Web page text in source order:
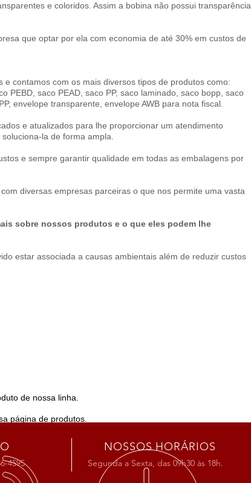
e coloridos. Assim a bobina não possui transparência
que optar por ela com economia de até 30% em custos de
contamos com os mais diversos tipos de produtos como:
PEBD, saco PEAD, saco PP, saco laminado, saco bopp, saco
envelope transparente, envelope AWB para nota fiscal.
e atualizados para lhe proporcionar um atendimento
la de forma ampla.
e sempre garantir qualidade em todas as embalagens por
diversas empresas parceiras o que nos permite uma vasta
sobre nossos produtos e o que eles podem lhe
estar associada a causas ambientais além de reduzir custos
de nossa linha.
página de produtos.
NOSSOS HORÁRIOS
Segunda a Sexta, das 09h30 às 18h.
4595